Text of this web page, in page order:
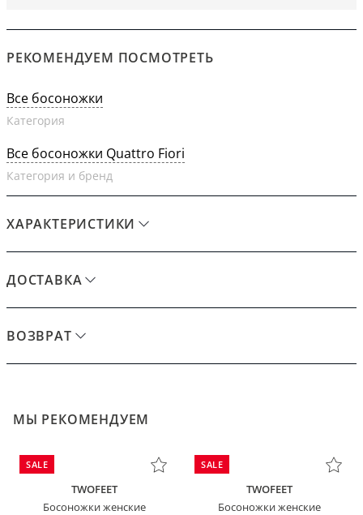
РЕКОМЕНДУЕМ ПОСМОТРЕТЬ
Все босоножки
Категория
Все босоножки Quattro Fiori
Категория и бренд
ХАРАКТЕРИСТИКИ
ДОСТАВКА
ВОЗВРАТ
МЫ РЕКОМЕНДУЕМ
SALE
TWOFEET
Босоножки женские
SALE
TWOFEET
Босоножки женские